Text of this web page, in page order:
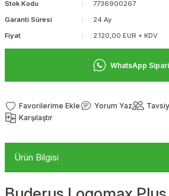
Stok Kodu
7736900267
Garanti Süresi
24 Ay
Fiyat
2.120,00 EUR + KDV
WhatsApp
Yorum Yaz
Karşılaştır
Ürün Bilgisi